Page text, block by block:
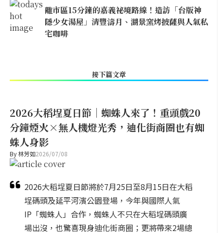
離市區15分鐘的嘉義祕境路線！造訪「台版神
隱少女湯屋」清豐濤月、湖景窯烤披薩與人氣私
宅咖啡
接下篇文章
2026大稻埕夏日節｜蜘蛛人來了！重頭戲20
分鐘煙火×無人機燈光秀，迪化街商圈也有蜘
蛛人身影
By林芳如2026/07/08
2026大稻埕夏日節將於7月25日至8月15日在大稻
埕碼頭及延平河濱公園登場，今年與國際人氣
IP「蜘蛛人」合作，蜘蛛人不只在大稻埕碼頭廣
場出沒，也驚喜現身迪化街商圈；更將帶來2場總